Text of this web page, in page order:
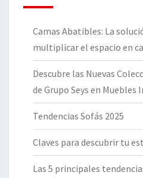
Camas Abatibles: La
multiplicar el espacio en
Descubre las Nuevas
de Grupo Seys en
Tendencias Sofás 2025
Claves para descubrir tu
Las 5 principales